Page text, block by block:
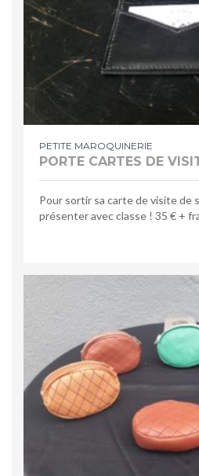
PETITE MAROQUINERIE
PORTE CARTES DE
Pour sortir sa carte de visite de
présenter avec classe ! 35 € +